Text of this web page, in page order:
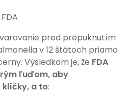
varovanie pred prepuknutím
v 12 štátoch priamo
Výsledkom je, že FDA
ľuďom, aby
klíčky, a to: